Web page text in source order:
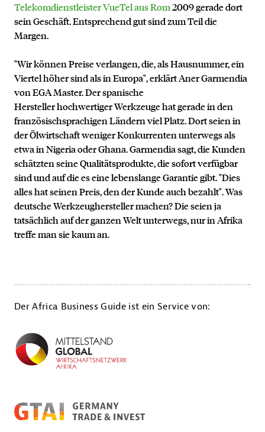
Telekomdienstleister VueTel aus Rom2009 gerade dort
sein Geschäft. Entsprechend gut sind zum Teil die
Margen.
"Wir können Preise verlangen, die, als Hausnummer, ein
Viertel höher sind als in Europa", erklärt Aner Garmendia
von EGA Master. Der spanische
Hersteller hochwertiger Werkzeuge hat gerade in den
französischsprachigen Ländern viel Platz. Dort seien in
der Ölwirtschaft weniger Konkurrenten unterwegs als
etwa in Nigeria oder Ghana. Garmendia sagt, die Kunden
schätzten seine Qualitätsprodukte, die sofort verfügbar
sind und auf die es eine lebenslange Garantie gibt. "Dies
alles hat seinen Preis, den der Kunde auch bezahlt". Was
deutsche Werkzeughersteller machen? Die seien ja
tatsächlich auf der ganzen Welt unterwegs, nur in Afrika
treffe man sie kaum an.
Der Africa Business Guide ist ein Service von: